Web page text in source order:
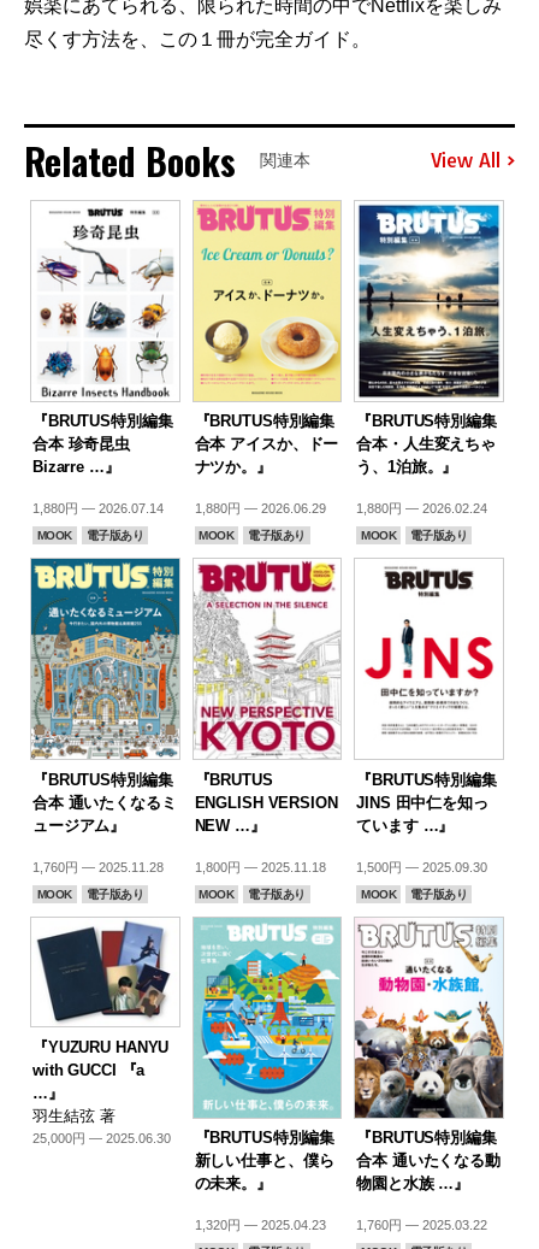
娯楽にあてられる、限られた時間の中でNetflixを楽しみ
尽くす方法を、この１冊が完全ガイド。
Related Books 関連本 View All
『BRUTUS特別編集
合本 珍奇昆虫
Bizarre …』
1,880円 — 2026.07.14
MOOK 電子版あり
『BRUTUS特別編集
合本 アイスか、ドー
ナツか。』
1,880円 — 2026.06.29
MOOK 電子版あり
『BRUTUS特別編集
合本・人生変えちゃ
う、1泊旅。』
1,880円 — 2026.02.24
MOOK 電子版あり
『BRUTUS特別編集
合本 通いたくなるミ
ュージアム』
1,760円 — 2025.11.28
MOOK 電子版あり
『BRUTUS
ENGLISH VERSION
NEW …』
1,800円 — 2025.11.18
MOOK 電子版あり
『BRUTUS特別編集
JINS 田中仁を知っ
ています …』
1,500円 — 2025.09.30
MOOK 電子版あり
『YUZURU HANYU
with GUCCI 『a
…』
羽生結弦 著
25,000円 — 2025.06.30
『BRUTUS特別編集
新しい仕事と、僕ら
の未来。』
1,320円 — 2025.04.23
『BRUTUS特別編集
合本 通いたくなる動
物園と水族 …』
1,760円 — 2025.03.22